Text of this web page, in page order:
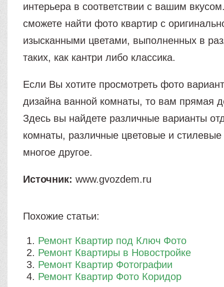
интерьера в соответствии с вашим
сможете найти фото квартир с
изысканными цветами, выполненных в
таких, как кантри либо классика.
Если Вы хотите просмотреть фото
дизайна ванной комнаты, то вам прямая
Здесь вы найдете различные варианты
комнаты, различные цветовые и
многое другое.
Источник: www.gvozdem.ru
Похожие статьи:
Ремонт Квартир под Ключ Фото
Ремонт Квартиры в Новостройке
Ремонт Квартир Фотографии
Ремонт Квартир Фото Коридор